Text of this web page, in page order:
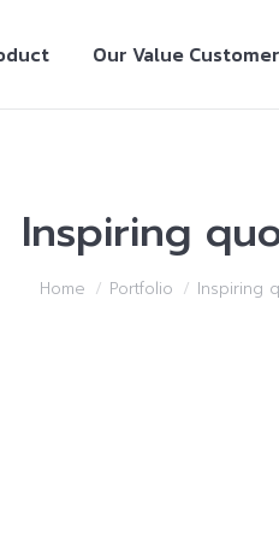
Our Value Customer
Inspiring
Home Portfolio Inspiring